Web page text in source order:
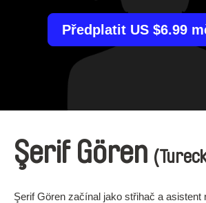
Předplatit US $6.99
Şerif Gören
Şerif Gören začínal jako střihač a asistent